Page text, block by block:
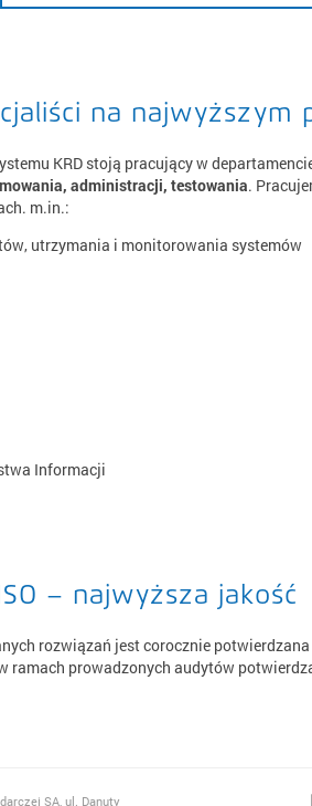
na najwyższym
KRD stoją pracujący w
administracji, testowania.
m.in.:
utrzymania i monitorowania systemów
Informacji
– najwyższa jakość
rozwiązań jest corocznie
ramach prowadzonych audytów
SA, ul. Danuty